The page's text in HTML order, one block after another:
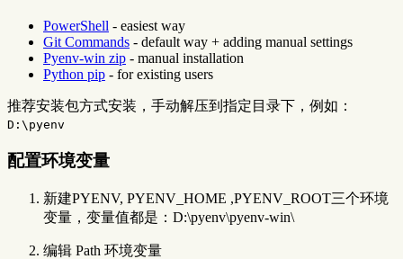
PowerShell - easiest way
Git Commands - default way + adding manual settings
Pyenv-win zip - manual installation
Python pip - for existing users
推荐安装包方式安装，手动解压到指定目录下，例如：
D:\pyenv
配置环境变量
新建PYENV, PYENV_HOME ,PYENV_ROOT三个环境
变量，变量值都是：D:\pyenv\pyenv-win\
编辑 Path 环境变量